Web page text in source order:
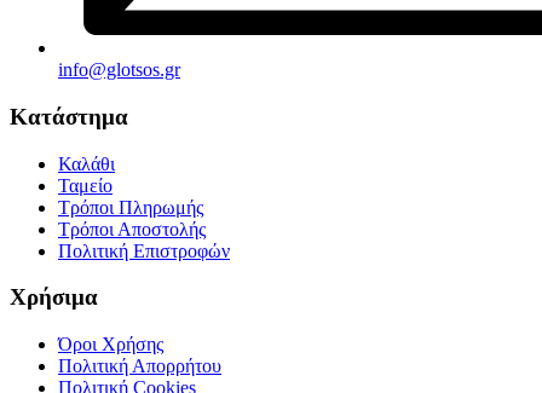
info@glotsos.gr
Κατάστημα
Καλάθι
Ταμείο
Τρόποι Πληρωμής
Τρόποι Αποστολής
Πολιτική Επιστροφών
Χρήσιμα
Όροι Χρήσης
Πολιτική Απορρήτου
Πολιτική Cookies